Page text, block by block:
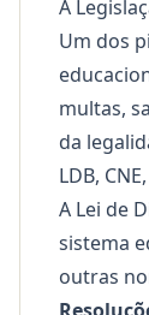
A
Um dos
multas,
da
LDB,
A Lei de
sistema
outras